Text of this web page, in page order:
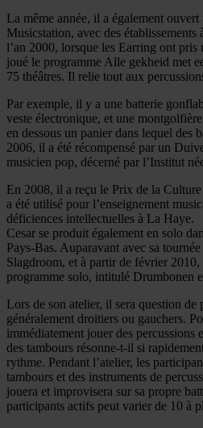
La même année, il a également
Musicstation, avec des
l’an 2000, lorsque les Earring ont pris
joué le programme Alle gekheid met
75 théâtres. Il relie tout aux
Par exemple, il y a une batterie
veste électronique, et une
en dessous un panier dans lequel des
2006, il a été récompensé par un
musicien pop, décerné par l’Institut
En 2008, il a reçu le Prix de la
a été utilisé pour l’enseignement
déficiences intellectuelles à La Haye.
Cesar se produit également en solo
Pays-Bas. Auparavant avec sa
Slagdroom, et à partir de février
programme solo, intitulé Drumbonen
Lors de son atelier, il sera question de
généralement droitiers ou gauchers.
immédiatement jouer des percussions
des tambours résonne-t-il si
rythme. Pendant l’atelier, les
tambours et des instruments de
jouera et improvisera sur sa propre
participants actifs peut varier de 10 à